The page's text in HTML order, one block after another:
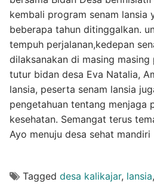
kembali program senam lansia
beberapa tahun ditinggalkan.
tempuh perjalanan,kedepan
dilaksanakan di masing
tutur bidan desa Eva Natalia,
lansia, peserta senam lansia
pengetahuan tentang menjaga
kesehatan. Semangat terus
Ayo menuju desa sehat mandiri
Tagged desa kalikajar, lansia,